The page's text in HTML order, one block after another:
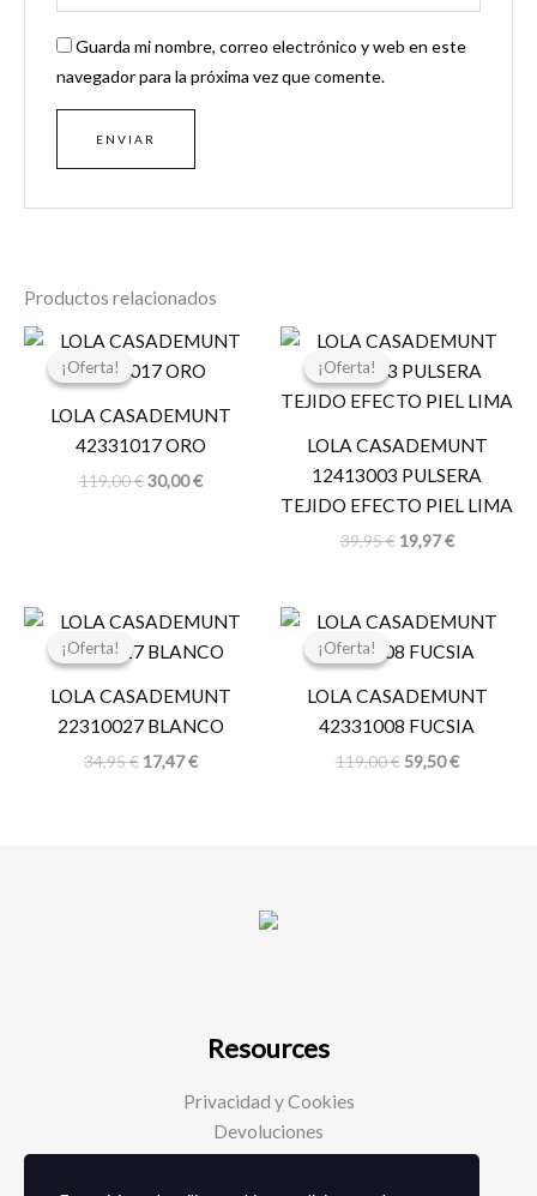
Guarda mi nombre, correo electrónico y web en este
navegador para la próxima vez que comente.
Productos relacionados
¡Oferta!
¡Oferta!
LOLA CASADEMUNT
42331017 ORO
119,00€
El
original
119,00 €.
30,00€
El
actual
30,00 €.
¡Oferta!
¡Oferta!
LOLA CASADEMUNT
12413003 PULSERA
TEJIDO EFECTO PIEL LIMA
39,95€
El
original
era:
19,97€
El
actual
es:
¡Oferta!
¡Oferta!
LOLA CASADEMUNT
22310027 BLANCO
34,95€
El
original
34,95 €.
17,47€
El
actual
17,47 €.
¡Oferta!
¡Oferta!
LOLA CASADEMUNT
42331008 FUCSIA
119,00€
El
original
119,00 €.
59,50€
El
actual
59,50 €.
Resources
Privacidad y Cookies
Devoluciones